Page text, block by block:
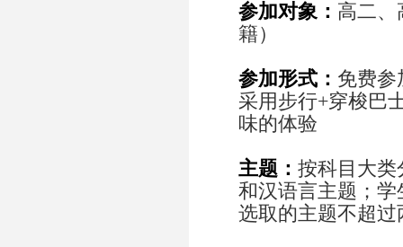
参加对象： 高二、
籍）
参加形式： 免费参
采用步行+穿梭巴
味的体验
主题： 按科目大类
和汉语言主题 ；
选取的主题不超过